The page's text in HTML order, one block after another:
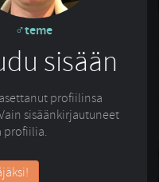
teme
sisään
profiilinsa
sisäänkirjautuneet
profiilia.